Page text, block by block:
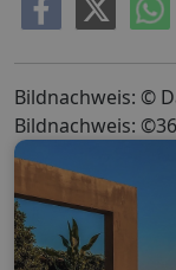
Bildnachweis: ©
Bildnachweis: